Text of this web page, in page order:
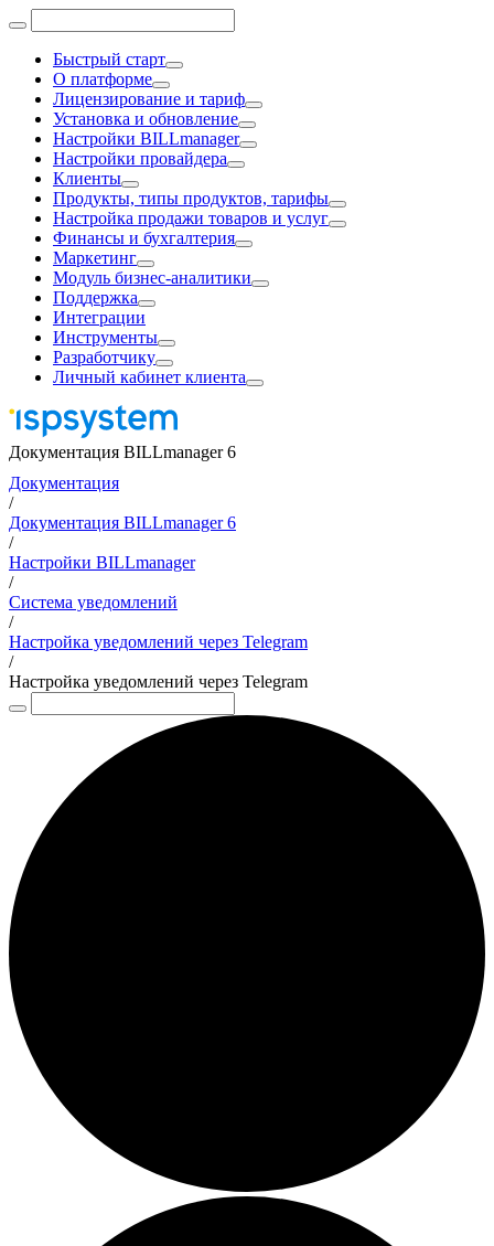
Быстрый старт
О платформе
Лицензирование и тариф
Установка и обновление
Настройки BILLmanager
Настройки провайдера
Клиенты
Продукты, типы продуктов, тарифы
Настройка продажи товаров и услуг
Финансы и бухгалтерия
Маркетинг
Модуль бизнес-аналитики
Поддержка
Интеграции
Инструменты
Разработчику
Личный кабинет клиента
Документация BILLmanager 6
Документация
/
Документация BILLmanager 6
/
Настройки BILLmanager
/
Система уведомлений
/
Настройка уведомлений через Telegram
/
Настройка уведомлений через Telegram